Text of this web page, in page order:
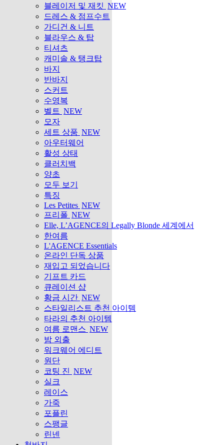
블레이저 및 재킷 NEW
드레스 & 점프수트
가디건 & 니트
블라우스 & 탑
티셔츠
캐미솔 & 탱크탑
바지
반바지
스커트
수영복
벨트 NEW
모자
세트 상품 NEW
아우터웨어
활성 상태
클러치백
양초
모두 보기
특징
Les Petites NEW
프리폴 NEW
Elle, L’AGENCE의 Legally Blonde 세계에서
한여름
L'AGENCE Essentials
온라인 단독 상품
재입고 되었습니다
기프트 카드
큐레이션 샵
황금 시간 NEW
스타일리스트 추천 아이템
타라의 추천 아이템
여름 로맨스 NEW
밤 외출
워크웨어 에디트
원단
코팅 진 NEW
실크
레이스
가죽
포플린
스팽글
린넨